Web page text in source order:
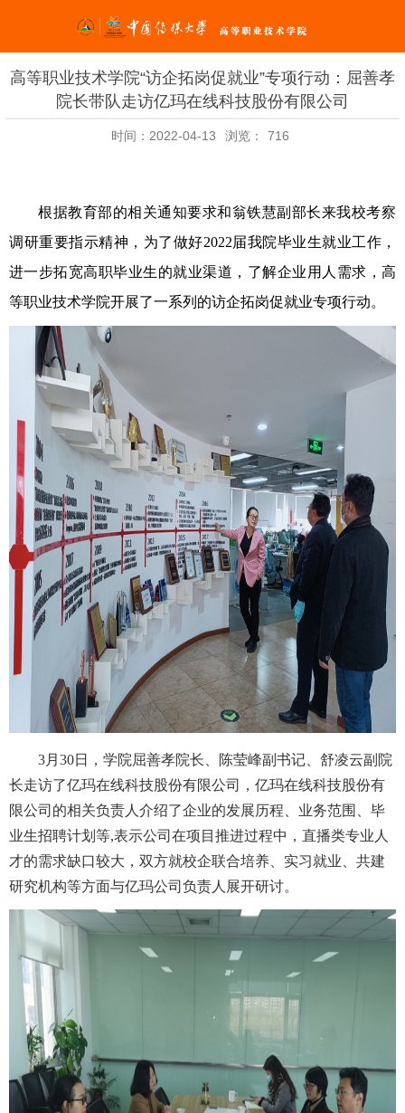
高等职业技术学院“访企拓岗促就业”专项行动：屈善孝
院长带队走访亿玛在线科技股份有限公司
时间：2022-04-13 浏览： 716
根据教育部的相关通知要求和翁铁慧副部长来我校考察
调研重要指示精神，为了做好2022届我院毕业生就业工作，
进一步拓宽高职毕业生的就业渠道，了解企业用人需求，高
等职业技术学院开展了一系列的访企拓岗促就业专项行动。
3月 30日，学院屈善孝院长、陈莹峰副书记、舒凌云副院
长走访了亿玛在线科技股份有限公司，亿玛在线科技股份有
限公司的相关负责人介绍了企业的发展历程、业务范围、毕
业生招聘计划等,表示公司在项目推进过程中，直播类专业人
才的需求缺口较大，双方就校企联合培养、实习就业、共建
研究机构等方面与亿玛公司负责人展开研讨。